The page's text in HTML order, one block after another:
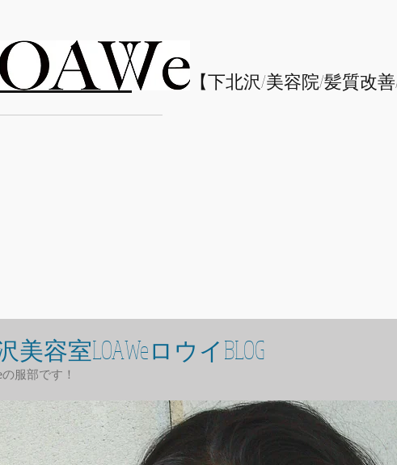
​【下北沢/美容院/髪質改
美容室LOAWeロウイBLOG
服部です！